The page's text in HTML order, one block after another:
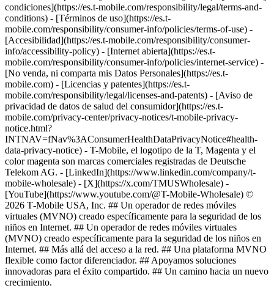
condiciones](https://es.t-mobile.com/responsibility/legal/terms-and-
conditions) - [Términos de uso](https://es.t-
mobile.com/responsibility/consumer-info/policies/terms-of-use) -
[Accesibilidad](https://es.t-mobile.com/responsibility/consumer-
info/accessibility-policy) - [Internet abierta](https://es.t-
mobile.com/responsibility/consumer-info/policies/internet-service) -
[No venda, ni comparta mis Datos Personales](https://es.t-
mobile.com) - [Licencias y patentes](https://es.t-
mobile.com/responsibility/legal/licenses-and-patents) - [Aviso de
privacidad de datos de salud del consumidor](https://es.t-
mobile.com/privacy-center/privacy-notices/t-mobile-privacy-
notice.html?
INTNAV=fNav%3AConsumerHealthDataPrivacyNotice#health-
data-privacy-notice) - T-Mobile, el logotipo de la T, Magenta y el
color magenta son marcas comerciales registradas de Deutsche
Telekom AG. - [LinkedIn](https://www.linkedin.com/company/t-
mobile-wholesale) - [X](https://x.com/TMUSWholesale) -
[YouTube](https://www.youtube.com/@T-Mobile-Wholesale) ©
2026 T‑Mobile USA, Inc. ## Un operador de redes móviles
virtuales (MVNO) creado específicamente para la seguridad de los
niños en Internet. ## Un operador de redes móviles virtuales
(MVNO) creado específicamente para la seguridad de los niños en
Internet. ## Más allá del acceso a la red. ## Una plataforma MVNO
flexible como factor diferenciador. ## Apoyamos soluciones
innovadoras para el éxito compartido. ## Un camino hacia un nuevo
crecimiento.